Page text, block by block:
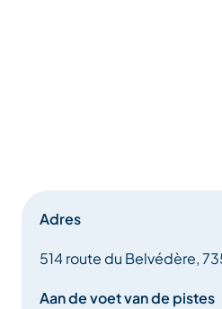
Adres
514 route du Belvédère,
Aan de voet van de pistes